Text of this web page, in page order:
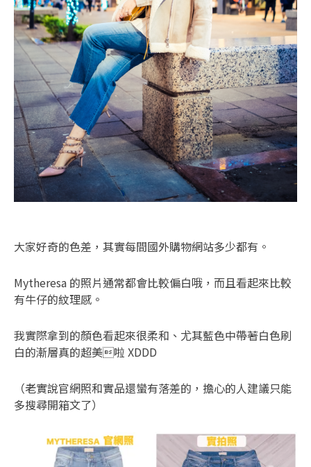
大家好奇的色差，其實每間國外購物網站多少都有。
Mytheresa 的照片通常都會比較偏白哦，而且看起來比較
有牛仔的紋理感。
我實際拿到的顏色看起來很柔和、尤其藍色中帶著白色刷
白的漸層真的超美啦 XDDD
（老實說官網照和實品還蠻有落差的，擔心的人建議只能
多搜尋開箱文了）